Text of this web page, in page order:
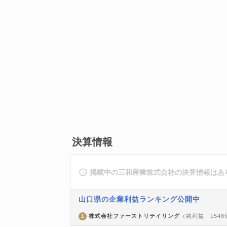
決算情報
掲載中の三和産業株式会社の決算情報はあ
山口県の企業利益ランキング公開中
1 株式会社ファーストリテイリング （純利益 : 1548